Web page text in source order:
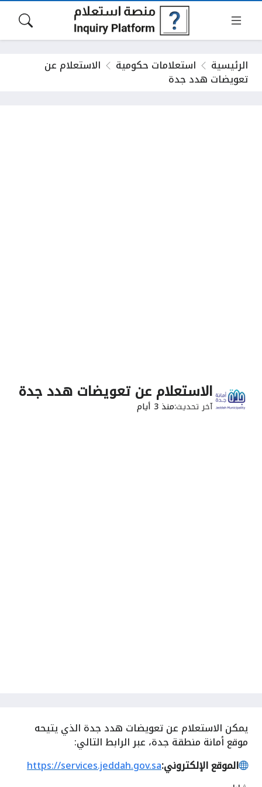
الرئيسية استعلامات حكومية الاستعلام عن
تعويضات هدد جدة
الاستعلام عن تعويضات هدد جدة
آخر تحديثمنذ 3 أيام
يمكن الاستعلام عن تعويضات هدد جدة الذي يتيحه
موقع أمانة منطقة جدة، عبر الرابط التالي:
الموقع الإلكتروني:https://services.jeddah.gov.sa